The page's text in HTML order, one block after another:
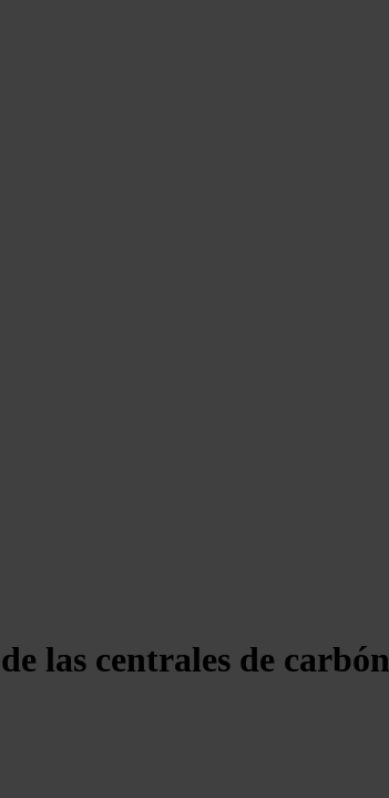
las centrales de